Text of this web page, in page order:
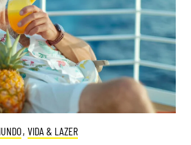
, VIDA & LAZER